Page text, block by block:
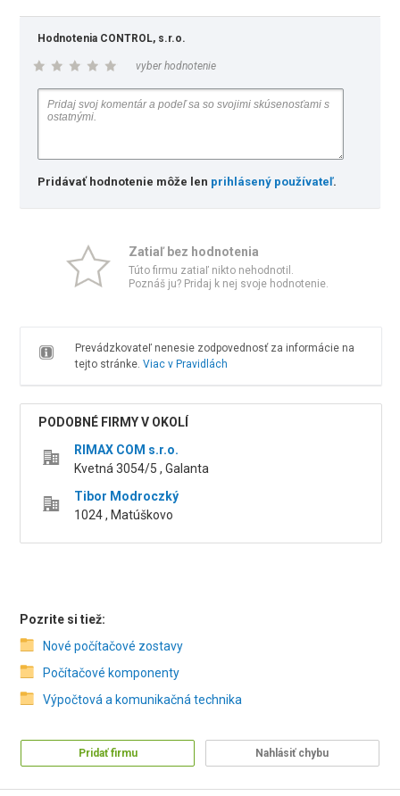
Hodnotenia CONTROL, s.r.o.
vyber hodnotenie
Pridávať hodnotenie môže len prihlásený používateľ.
Zatiaľ bez hodnotenia
Túto firmu zatiaľ nikto nehodnotil.
Poznáš ju? Pridaj k nej svoje hodnotenie.
Prevádzkovateľ nenesie zodpovednosť za informácie na
tejto stránke. Viac v Pravidlách
PODOBNÉ FIRMY V OKOLÍ
RIMAX COM s.r.o.
Kvetná 3054/5 , Galanta
Tibor Modroczký
1024 , Matúškovo
Pozrite si tiež:
Nové počítačové zostavy
Počítačové komponenty
Výpočtová a komunikačná technika
Pridať firmu Nahlásiť chybu